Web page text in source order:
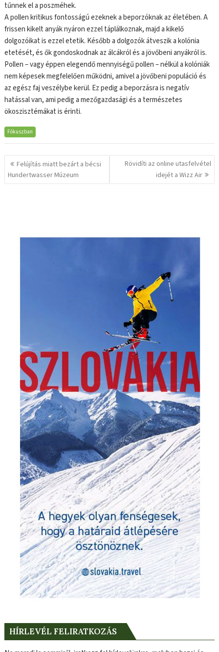
tűnnek el a poszméhek.
A pollen kritikus fontosságú ezeknek a beporzóknak az életében. A
frissen kikelt anyák nyáron ezzel táplálkoznak, majd a kikelő
dolgozóikat is ezzel etetik. Később a dolgozók átveszik a kolónia
etetését, és ők gondoskodnak az álcákról és a jövőbeni anyákról is.
Pollen – vagy éppen elegendő mennyiségű pollen – nélkül a kolóniák
nem képesek megfelelően működni, amivel a jövőbeni populáció és
az egész faj veszélybe kerül. Ez pedig a beporzásra is negatív
hatással van, ami pedig a mezőgazdasági és a természetes
ökoszisztémákat is érinti.
Fókuszban
Bejegyzés
navigáció
Felújítás miatt bezárt a bécsi
Hundertwasser Múzeum
Rövidíti az online utasfelvétel
idejét a Wizz Air
HÍRLEVÉL FELIRATKOZÁS